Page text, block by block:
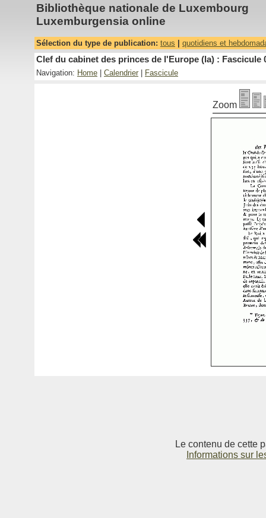
Bibliothèque nationale de Luxembourg
Luxemburgensia online
Sélection du type de publication: tous quotidiens et
Clef du cabinet des princes de l'Europe (la) : Fascicule
Navigation: Home Calendrier Fascicule
Zoom
Le contenu de cette
Informations sur